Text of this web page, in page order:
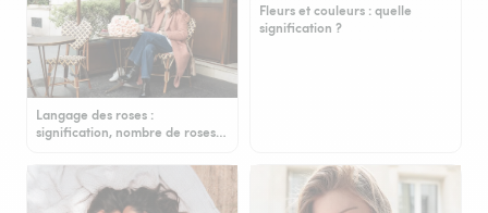
Langage des roses :
signification, nombre de roses…
Fleurs et couleurs : quelle
signification ?